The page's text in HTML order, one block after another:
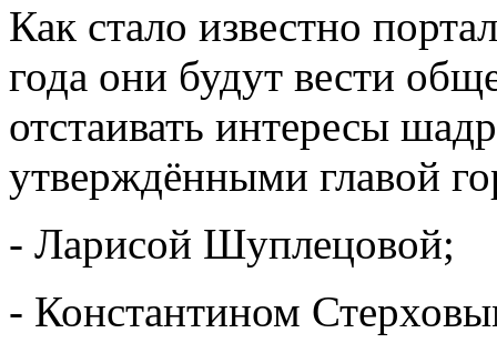
Как стало известно
года они будут вести
отстаивать интересы
утверждёнными главой
- Ларисой Шуплецовой;
- Константином